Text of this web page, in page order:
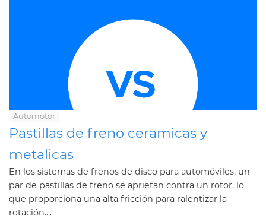
Automotor
Pastillas de freno ceramicas y
metalicas
En los sistemas de frenos de disco para automóviles, un
par de pastillas de freno se aprietan contra un rotor, lo
que proporciona una alta fricción para ralentizar la
rotación....